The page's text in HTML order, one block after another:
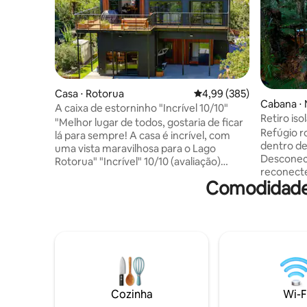
Casa ⋅ Rotorua 4,99 de uma avaliação
4,99 (385)
A caixa de estorninho "Incrível 10/10"
"Melhor lugar de todos, gostaria de ficar
lá para sempre! A casa é incrível, com
uma vista maravilhosa para o Lago
Rotorua" "Incrível" 10/10 (avaliação)
Festas ou encontros não são permitidos
Roupa de cama fornecida NENHUM
restaurante a uma curta distância a pé
Cabana
Retiro
Rotorua
Refúgio
dentro
as
via
brilhantes. 15 minutos de carro da
Cozinha Wi-